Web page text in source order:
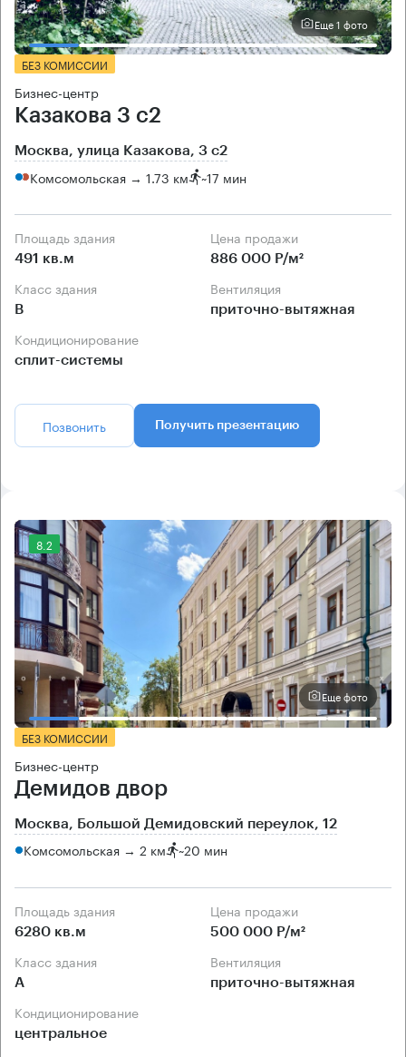
Еще 1 фото
БЕЗ КОМИССИИ
Бизнес-центр
Казакова 3 с2
Москва, улица Казакова, 3 с2
Комсомольская → 1.73 км ~17 мин
Площадь здания
491 кв.м
Цена продажи
886 000 Р/м²
Класс здания
B
Вентиляция
приточно-вытяжная
Кондиционирование
сплит-системы
Позвонить Получить презентацию
8.2
Еще фото
БЕЗ КОМИССИИ
Бизнес-центр
Демидов двор
Москва, Большой Демидовский переулок, 12
Комсомольская → 2 км ~20 мин
Площадь здания
6280 кв.м
Цена продажи
500 000 Р/м²
Класс здания
А
Вентиляция
приточно-вытяжная
Кондиционирование
центральное